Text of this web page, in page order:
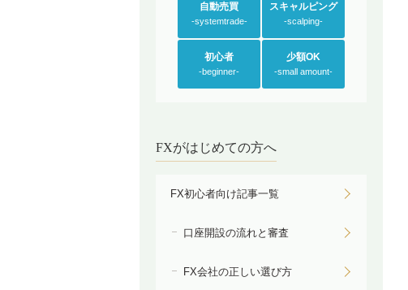
自動売買
-systemtrade-
スキャルピング
-scalping-
初心者
-beginner-
少額OK
-small amount-
FXがはじめての方へ
FX初心者向け記事一覧
口座開設の流れと審査
FX会社の正しい選び方